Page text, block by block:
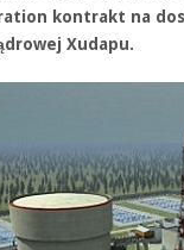
kontrakt na
Xudapu.